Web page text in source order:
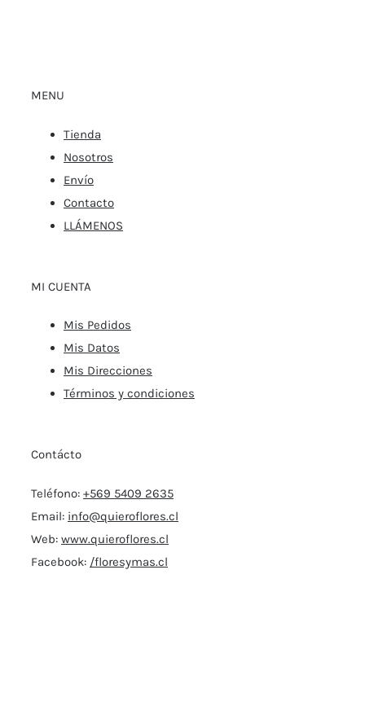
MENU
Tienda
Nosotros
Envío
Contacto
LLÁMENOS
MI CUENTA
Mis Pedidos
Mis Datos
Mis Direcciones
Términos y condiciones
Contácto
Teléfono: +569 5409 2635
Email: info@quieroflores.cl
Web: www.quieroflores.cl
Facebook: /floresymas.cl